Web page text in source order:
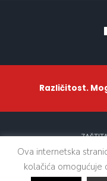
Različitost.
Sva prava
Ova internetska
kolačića omogućuje